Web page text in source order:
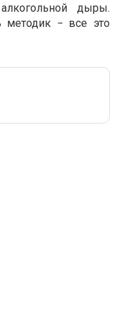
дыры.
методик − все это